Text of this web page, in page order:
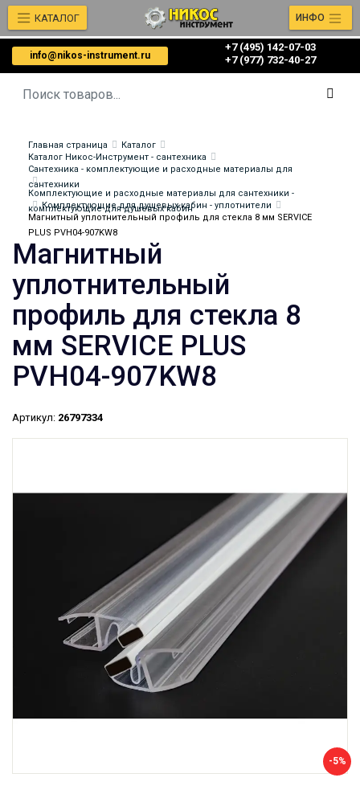
info@nikos-instrument.ru
+7 (495) 142-07-03
‎‎+7 (977) 732-40-27
КАТАЛОГ ИНФО
Главная страница
Каталог
Каталог Никос-Инструмент - сантехника
Сантехника - комплектующие и расходные материалы для
сантехники
Комплектующие и расходные материалы для сантехники -
комплектующие для душевых кабин
Комплектующие для душевых кабин - уплотнители
Магнитный уплотнительный профиль для стекла 8 мм SERVICE
PLUS PVH04-907KW8
Магнитный
уплотнительный
профиль для стекла 8
мм SERVICE PLUS
PVH04-907KW8
Артикул: 26797334
-5%